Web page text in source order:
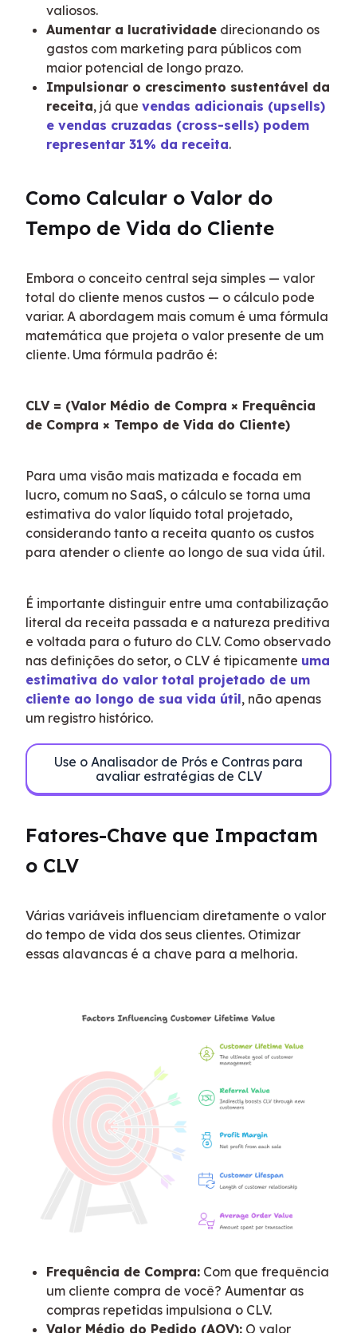
valiosos.
Aumentar a lucratividade direcionando os
gastos com marketing para públicos com
maior potencial de longo prazo.
Impulsionar o crescimento sustentável da
receita, já que vendas adicionais (upsells)
e vendas cruzadas (cross-sells) podem
representar 31% da receita.
Como Calcular o Valor do
Tempo de Vida do Cliente
Embora o conceito central seja simples — valor
total do cliente menos custos — o cálculo pode
variar. A abordagem mais comum é uma fórmula
matemática que projeta o valor presente de um
cliente. Uma fórmula padrão é:
CLV = (Valor Médio de Compra × Frequência
de Compra × Tempo de Vida do Cliente)
Para uma visão mais matizada e focada em
lucro, comum no SaaS, o cálculo se torna uma
estimativa do valor líquido total projetado,
considerando tanto a receita quanto os custos
para atender o cliente ao longo de sua vida útil.
É importante distinguir entre uma contabilização
literal da receita passada e a natureza preditiva
e voltada para o futuro do CLV. Como observado
nas definições do setor, o CLV é tipicamente uma
estimativa do valor total projetado de um
cliente ao longo de sua vida útil, não apenas
um registro histórico.
Use o Analisador de Prós e Contras para
avaliar estratégias de CLV
Fatores-Chave que Impactam
o CLV
Várias variáveis influenciam diretamente o valor
do tempo de vida dos seus clientes. Otimizar
essas alavancas é a chave para a melhoria.
Frequência de Compra: Com que frequência
um cliente compra de você? Aumentar as
compras repetidas impulsiona o CLV.
Valor Médio do Pedido (AOV): O valor